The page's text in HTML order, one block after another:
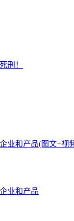
刑！
业和产品(图文+视
业和产品